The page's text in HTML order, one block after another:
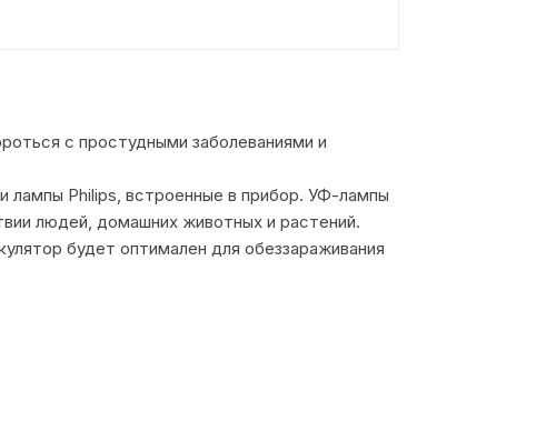
с простудными заболеваниями и
лампы Philips, встроенные в прибор. УФ-лампы
людей, домашних животных и растений.
будет оптимален для обеззараживания